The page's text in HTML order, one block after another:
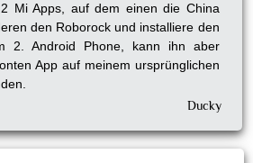
Mi Apps, auf dem einen die China
den Roborock und installiere den
2. Android Phone, kann ihn aber
App auf meinem ursprünglichen
Ducky